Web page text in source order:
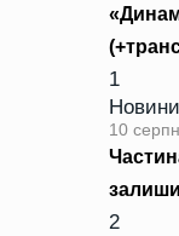
1
10
2